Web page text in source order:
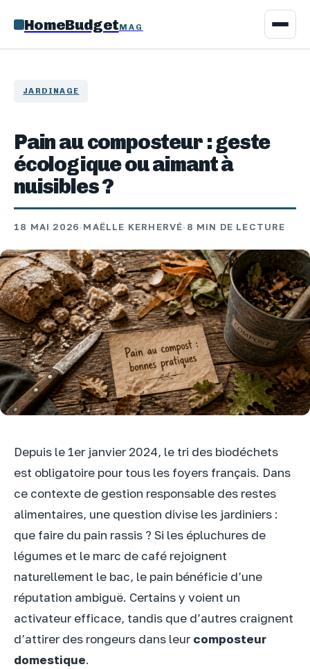
HomeBudgetMAG
JARDINAGE
Pain au composteur : geste
écologique ou aimant à
nuisibles ?
18 MAI 2026·MAËLLE KERHERVÉ· 8 MIN DE LECTURE
Depuis le 1er janvier 2024, le tri des biodéchets
est obligatoire pour tous les foyers français. Dans
ce contexte de gestion responsable des restes
alimentaires, une question divise les jardiniers :
que faire du pain rassis ? Si les épluchures de
légumes et le marc de café rejoignent
naturellement le bac, le pain bénéficie d’une
réputation ambiguë. Certains y voient un
activateur efficace, tandis que d’autres craignent
d’attirer des rongeurs dans leurcomposteur
domestique.